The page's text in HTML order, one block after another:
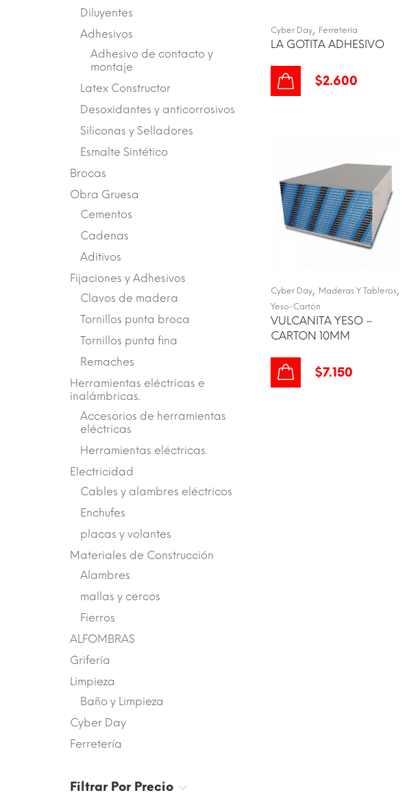
Cyber Day, Ferretería
LA GOTITA ADHESIVO
$2.600
Cyber Day, Maderas Y Tableros,
Yeso-Cartón
VULCANITA YESO –
CARTON 10MM
$7.150
Diluyentes
Adhesivos
Adhesivo de contacto y
montaje
Latex Constructor
Desoxidantes y anticorrosivos
Siliconas y Selladores
Esmalte Sintético
Brocas
Obra Gruesa
Cementos
Cadenas
Aditivos
Fijaciones y Adhesivos
Clavos de madera
Tornillos punta broca
Tornillos punta fina
Remaches
Herramientas eléctricas e
inalámbricas.
Accesorios de herramientas
eléctricas
Herramientas eléctricas.
Electricidad
Cables y alambres eléctricos
Enchufes
placas y volantes
Materiales de Construcción
Alambres
mallas y cercos
Fierros
ALFOMBRAS
Grifería
Limpieza
Baño y Limpieza
Cyber Day
Ferretería
Filtrar Por Precio